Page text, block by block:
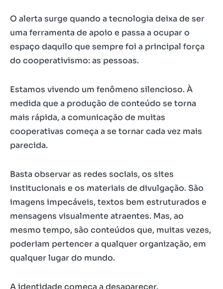
O alerta surge quando a tecnologia deixa de ser
uma ferramenta de apoio e passa a ocupar o
espaço daquilo que sempre foi a principal força
do cooperativismo: as pessoas.
Estamos vivendo um fenômeno silencioso. À
medida que a produção de conteúdo se torna
mais rápida, a comunicação de muitas
cooperativas começa a se tornar cada vez mais
parecida.
Basta observar as redes sociais, os sites
institucionais e os materiais de divulgação. São
imagens impecáveis, textos bem estruturados e
mensagens visualmente atraentes. Mas, ao
mesmo tempo, são conteúdos que, muitas vezes,
poderiam pertencer a qualquer organização, em
qualquer lugar do mundo.
A identidade começa a desaparecer.